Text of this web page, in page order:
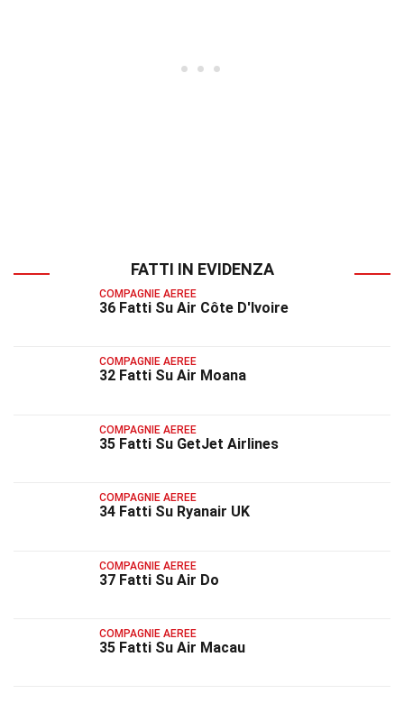
FATTI IN EVIDENZA
COMPAGNIE AEREE
36 Fatti Su Air Côte D'Ivoire
COMPAGNIE AEREE
32 Fatti Su Air Moana
COMPAGNIE AEREE
35 Fatti Su GetJet Airlines
COMPAGNIE AEREE
34 Fatti Su Ryanair UK
COMPAGNIE AEREE
37 Fatti Su Air Do
COMPAGNIE AEREE
35 Fatti Su Air Macau